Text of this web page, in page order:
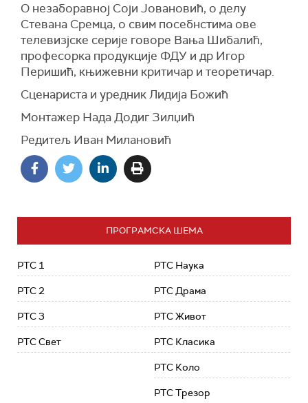
О незаборавној Соји Јовановић, о делу
Стевана Сремца, о свим посебнстима ове
телевизјске серије говоре Вања Шибалић,
професорка продукције ФДУ и др Игор
Перишић, књижевни критичар и теоретичар.
Сценариста и уредник Лидија Божић
Монтажер Нада Додиг Зилџић
Редитељ Иван Милановић
ПРОГРАМСКА ШЕМА
РТС 1
РТС 2
РТС 3
РТС Свет
РТС Наука
РТС Драма
РТС Живот
РТС Класика
РТС Коло
РТС Трезор